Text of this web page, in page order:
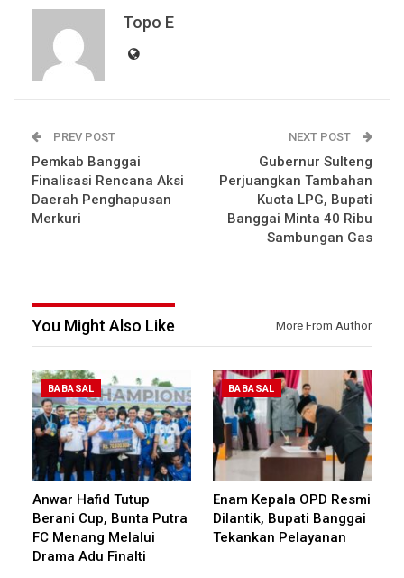
Topo E
PREV POST
Pemkab Banggai
Finalisasi Rencana Aksi
Daerah Penghapusan
Merkuri
NEXT POST
Gubernur Sulteng
Perjuangkan Tambahan
Kuota LPG, Bupati
Banggai Minta 40 Ribu
Sambungan Gas
You Might Also Like More From Author
BABASAL
Anwar Hafid Tutup
Berani Cup, Bunta Putra
FC Menang Melalui
Drama Adu Finalti
BABASAL
Enam Kepala OPD Resmi
Dilantik, Bupati Banggai
Tekankan Pelayanan